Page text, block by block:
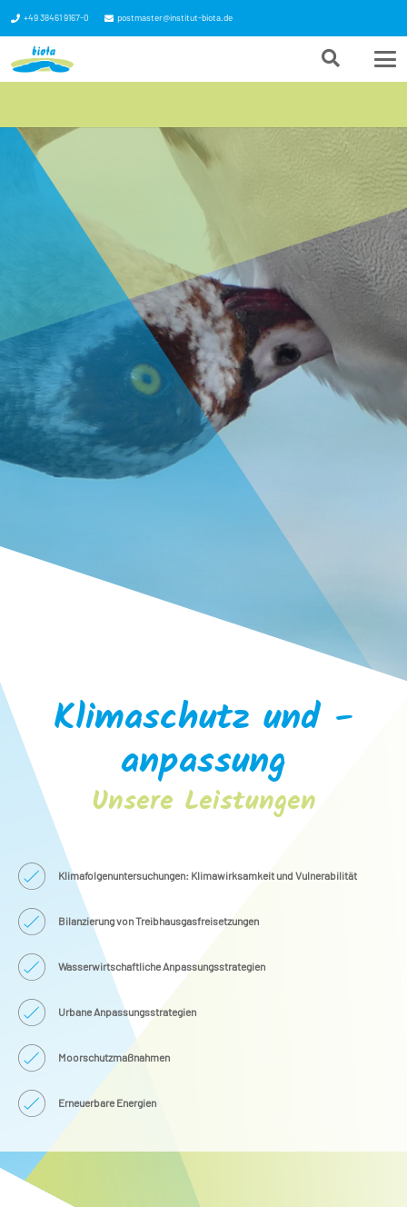
+49 38461 9167-0 postmaster@institut-biota.de
Klimaschutz und -
anpassung
Unsere Leistungen
Klimafolgenuntersuchungen: Klimawirksamkeit und Vulnerabilität
Bilanzierung von Treibhausgasfreisetzungen
Wasserwirtschaftliche Anpassungsstrategien
Urbane Anpassungsstrategien
Moorschutzmaßnahmen
Erneuerbare Energien